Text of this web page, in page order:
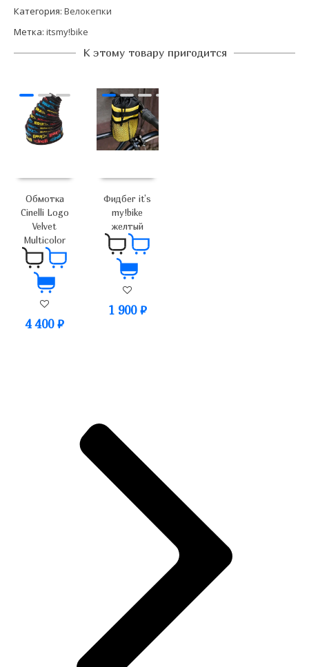
Категория: Велокепки
Метка: itsmy!bike
К этому товару пригодится
Обмотка
Cinelli Logo
Velvet
Multicolor
4 400 ₽
Фидбег it’s
my!bike
желтый
1 900 ₽